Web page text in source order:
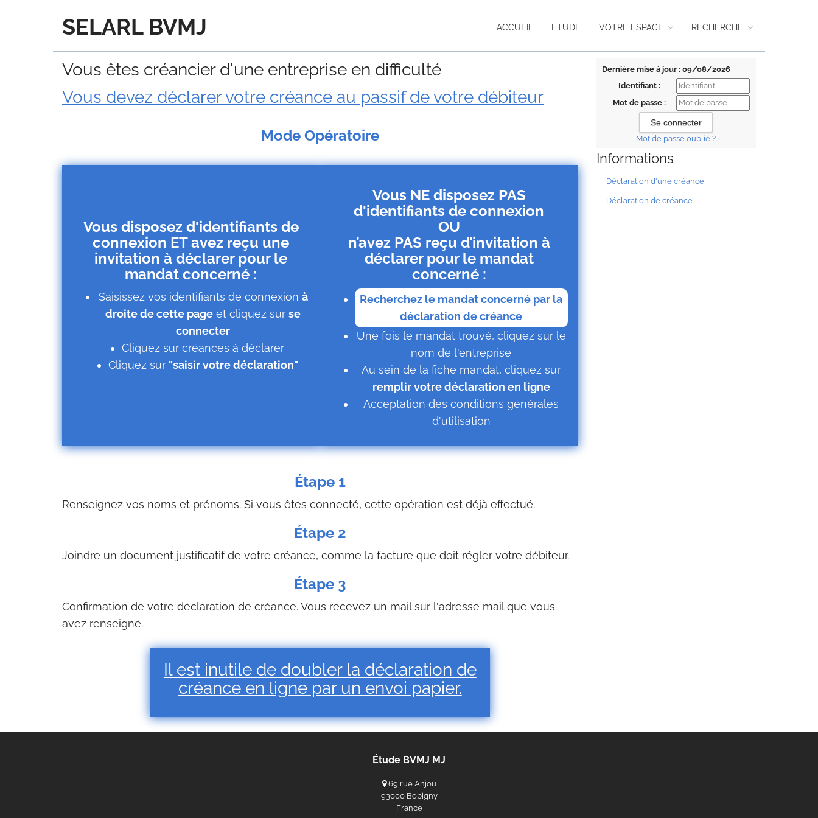
SELARL BVMJ ACCUEIL ETUDE VOTRE ESPACE RECHERCHE
Dernière mise à jour : 09/08/2026
Identifiant :
Mot de passe :
Mot de passe oublié ?
Informations
Déclaration d'une créance
Déclaration de créance
Vous êtes créancier d'une entreprise en difficulté
Vous devez déclarer votre créance au passif de votre débiteur
Mode Opératoire
Vous disposez d'identifiants de
connexion ET avez reçu une
invitation à déclarer pour le
mandat concerné :
Saisissez vos identifiants de connexion à
droite de cette page et cliquez surse
connecter
Cliquez sur créances à déclarer
Cliquez sur "saisir votre déclaration"
Vous NE disposez PAS
d'identifiants de connexion
OU
n’avez PAS reçu d’invitation à
déclarer pour le mandat
concerné :
Recherchez le mandat concerné par la
déclaration de créance
Une fois le mandat trouvé, cliquez sur le
nom de l'entreprise
Au sein de la fiche mandat, cliquez sur
remplir votre déclaration en ligne
Acceptation des conditions générales
d'utilisation
Étape 1
Renseignez vos noms et prénoms. Si vous êtes connecté, cette opération est déjà effectué.
Étape 2
Joindre un document justificatif de votre créance, comme la facture que doit régler votre débiteur.
Étape 3
Confirmation de votre déclaration de créance. Vous recevez un mail sur l'adresse mail que vous
avez renseigné.
Il est inutile de doubler la déclaration de
créance en ligne par un envoi papier.
Étude BVMJ MJ
69 rue Anjou
93000 Bobigny
France